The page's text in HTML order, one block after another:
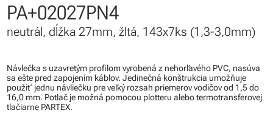
PA+02027PN4
neutrál, dĺžka 27mm, žltá, 143x7ks (1,3-3,0mm)
Návlečka s uzavretým profilom vyrobená z nehorľavého PVC, nasúva
sa ešte pred zapojením káblov. Jedinečná konštrukcia umožňuje
použiť jednu návliečku pre veľký rozsah priemerov vodičov od 1,5 do
16,0 mm. Potlač je možná pomocou plotteru alebo termotransferovej
tlačiarne PARTEX.